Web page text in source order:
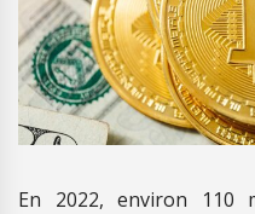
En 2022, environ 110